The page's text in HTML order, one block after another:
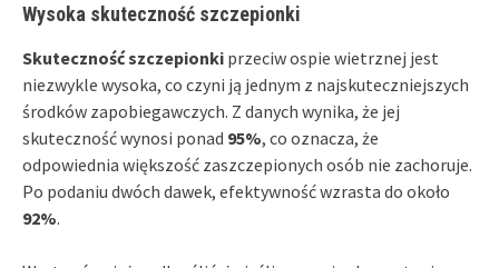
Wysoka skuteczność szczepionki
Skuteczność szczepionki przeciw ospie wietrznej jest
niezwykle wysoka, co czyni ją jednym z najskuteczniejszych
środków zapobiegawczych. Z danych wynika, że jej
skuteczność wynosi ponad 95%, co oznacza, że
odpowiednia większość zaszczepionych osób nie zachoruje.
Po podaniu dwóch dawek, efektywność wzrasta do około
92%.